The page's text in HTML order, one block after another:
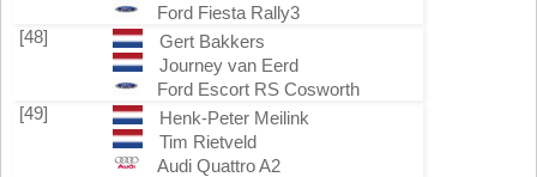
Ford Fiesta Rally3
[48]
Gert Bakkers
Journey van Eerd
Ford Escort RS Cosworth
[49]
Henk-Peter Meilink
Tim Rietveld
Audi Quattro A2